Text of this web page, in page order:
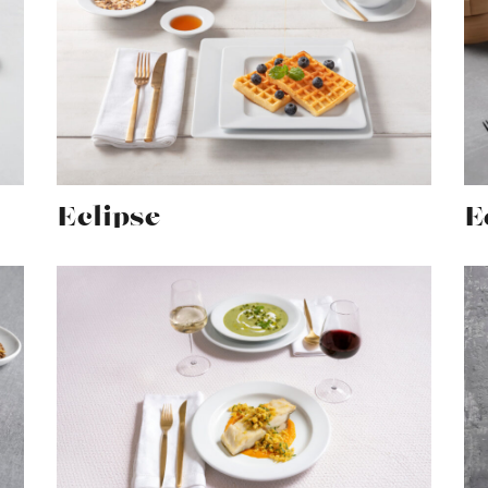
Eclipse